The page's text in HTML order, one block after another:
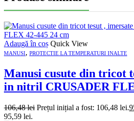
Adaugă în coș Quick View
MANUSI, PROTECTIE LA TEMPERATURI INALTE
Manusi cusute din tricot
in nitril CRUSADER
106,48lei Prețul inițial a fost: 106,48 lei.
95,59 lei.